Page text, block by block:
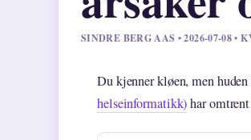
SINDRE BERG AAS • 2026-07-08
Du kjenner kløen, men
helseinformatikk)har